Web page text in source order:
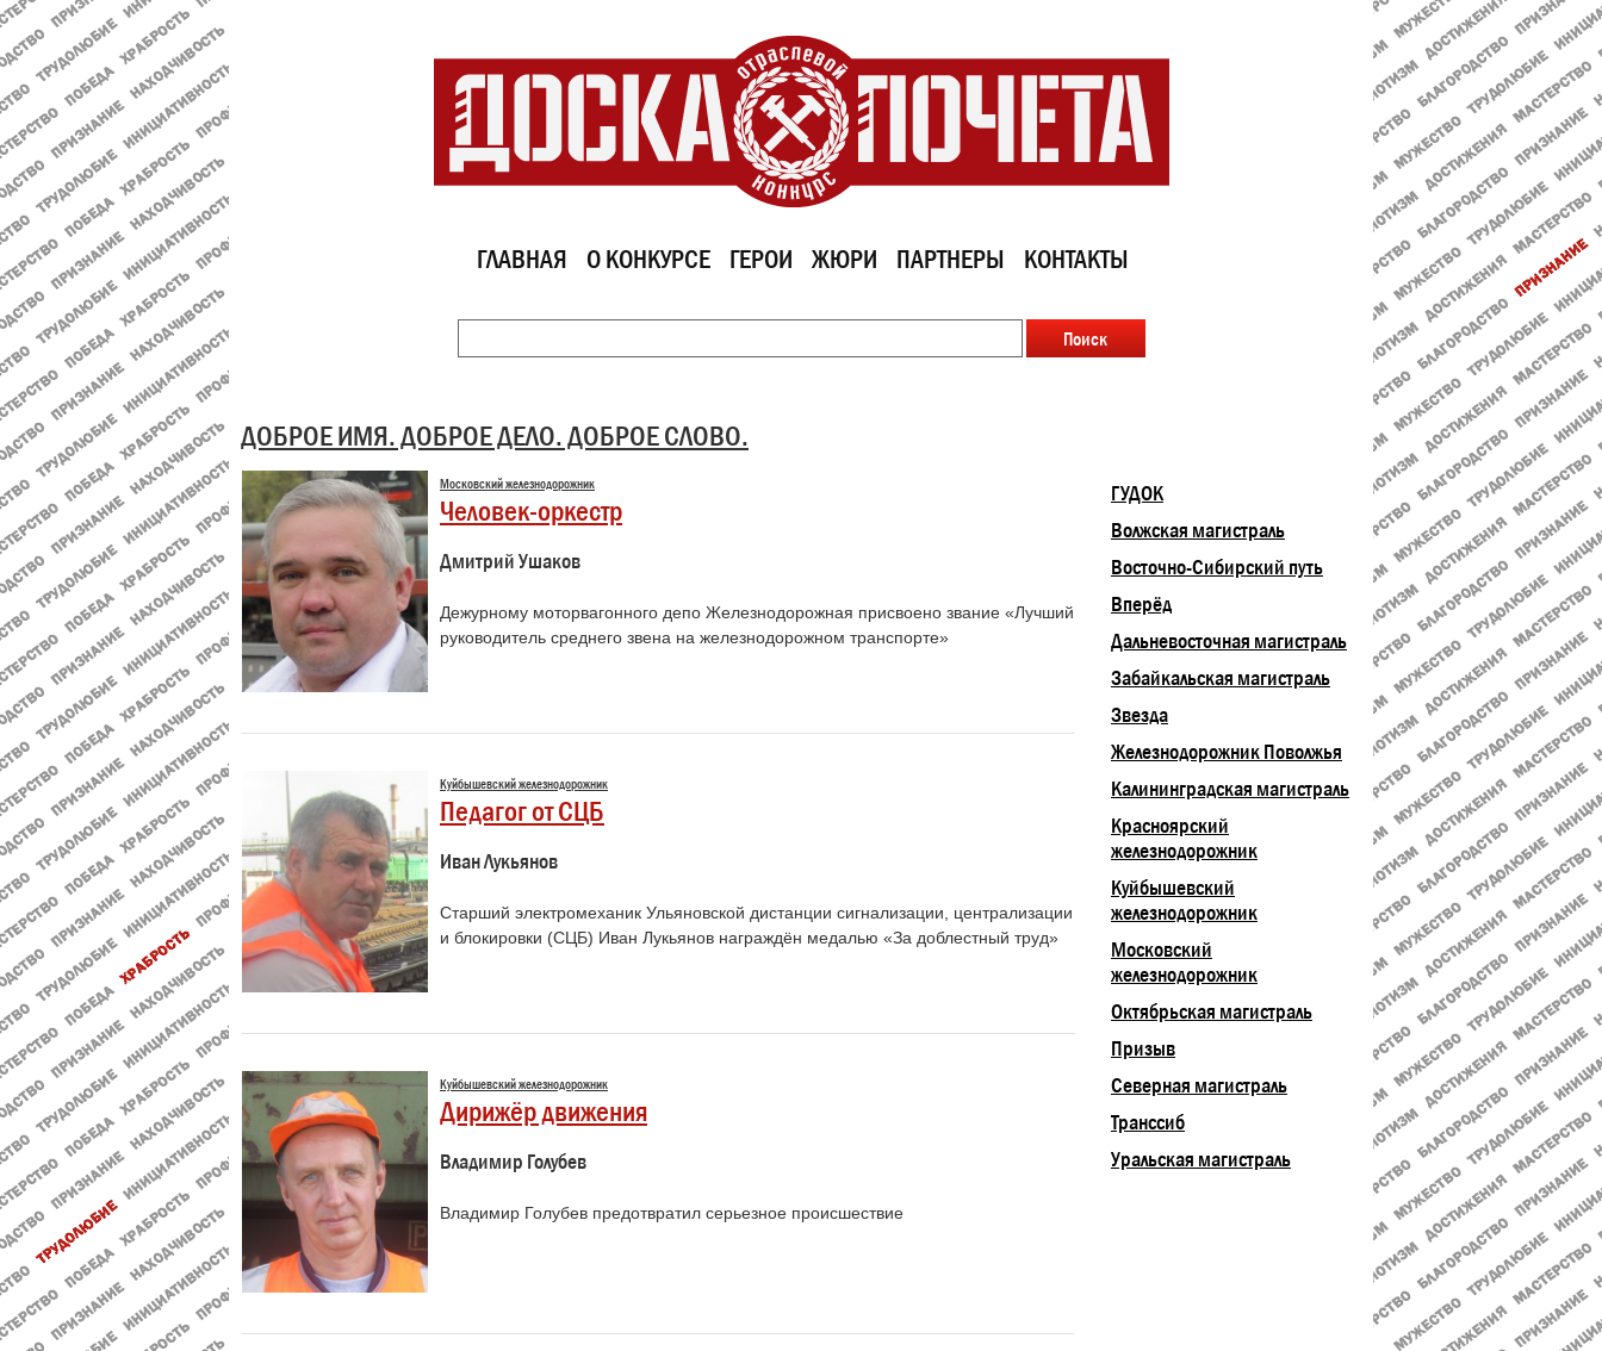
ГЛАВНАЯ О КОНКУРСЕ ГЕРОИ ЖЮРИ ПАРТНЕРЫ КОНТАКТЫ
ДОБРОЕ ИМЯ. ДОБРОЕ ДЕЛО. ДОБРОЕ СЛОВО.
Московский железнодорожник
Человек-оркестр
Дмитрий Ушаков
Дежурному моторвагонного депо Железнодорожная присвоено звание «Лучший
руководитель среднего звена на железнодорожном транспорте»
Куйбышевский железнодорожник
Педагог от СЦБ
Иван Лукьянов
Старший электромеханик Ульяновской дистанции сигнализации, централизации
и блокировки (СЦБ) Иван Лукьянов награждён медалью «За доблестный труд»
Куйбышевский железнодорожник
Дирижёр движения
Владимир Голубев
Владимир Голубев предотвратил серьезное происшествие
ГУДОК
Волжская магистраль
Восточно-Сибирский путь
Вперёд
Дальневосточная магистраль
Забайкальская магистраль
Звезда
Железнодорожник Поволжья
Калининградская магистраль
Красноярский
железнодорожник
Куйбышевский
железнодорожник
Московский
железнодорожник
Октябрьская магистраль
Призыв
Северная магистраль
Транссиб
Уральская магистраль